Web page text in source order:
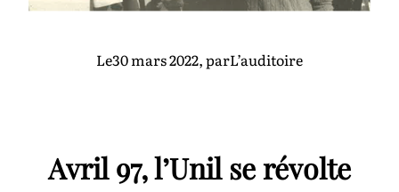
Le30 mars 2022, parL’auditoire
Avril 97, l’Unil se révolte